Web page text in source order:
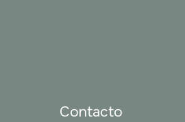
Contacto